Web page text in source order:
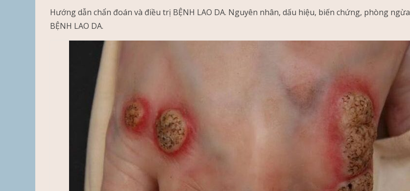
Hướng dẫn chẩn đoán và điều trị BỆNH LAO DA. Nguyên nhân, dấu hiệu, biến chứng, phòng ngừa
BỆNH LAO DA.